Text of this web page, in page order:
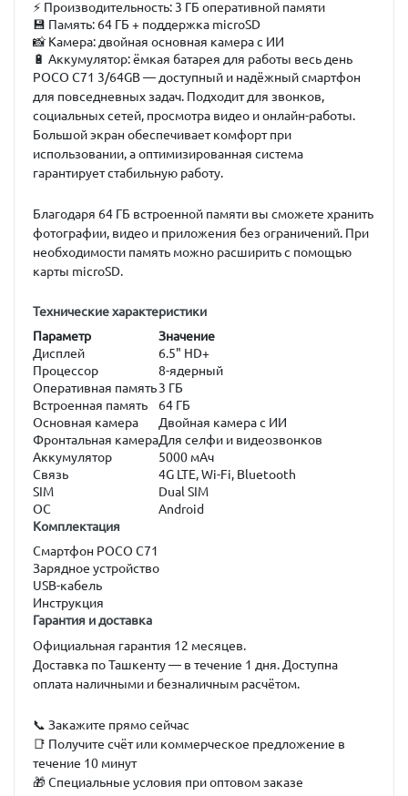
⚡ Производительность: 3 ГБ оперативной памяти
💾 Память: 64 ГБ + поддержка microSD
📸 Камера: двойная основная камера с ИИ
🔋 Аккумулятор:ёмкая батарея для работы весь день
POCO C71 3/64GB— доступный и надёжный смартфон
для повседневных задач. Подходит для звонков,
социальных сетей, просмотра видео и онлайн-работы.
Большой экран обеспечивает комфорт при
использовании, а оптимизированная система
гарантирует стабильную работу.
Благодаря 64 ГБ встроенной памяти вы сможете хранить
фотографии, видео и приложения без ограничений. При
необходимости память можно расширить с помощью
карты microSD.
Технические характеристики
Параметр
Значение
Дисплей
6.5" HD+
Процессор
8-ядерный
Оперативная память3 ГБ
Встроенная память
64 ГБ
Основная камера
Двойная камера с ИИ
Фронтальная камераДля селфи и видеозвонков
Аккумулятор
5000 мАч
Связь
4G LTE, Wi-Fi, Bluetooth
SIM
Dual SIM
ОС
Android
Комплектация
Смартфон POCO C71
Зарядное устройство
USB-кабель
Инструкция
Гарантия и доставка
Официальная гарантия 12 месяцев.
Доставка по Ташкенту — в течение 1 дня. Доступна
оплата наличными и безналичным расчётом.
📞 Закажите прямо сейчас
📑 Получите счёт или коммерческое предложение в
течение 10 минут
🎁 Специальные условия при оптовом заказе